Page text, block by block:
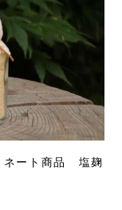
ネート商品 塩麹